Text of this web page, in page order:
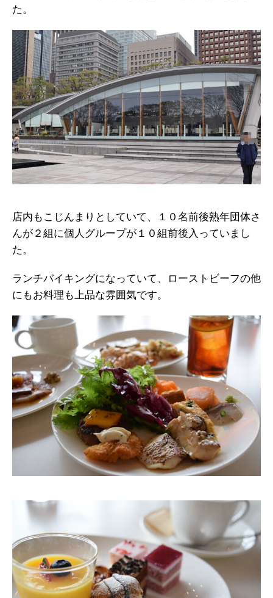
た。
店内もこじんまりとしていて、１０名前後熟年団体さ
んが２組に個人グループが１０組前後入っていまし
た。
ランチバイキングになっていて、ローストビーフの他
にもお料理も上品な雰囲気です。